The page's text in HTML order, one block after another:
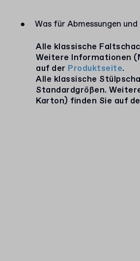
●
Was für Abmessungen
Alle klassische
Weitere Informationen
auf der Produktseite.
Alle klassische
Standardgrößen.
Karton) finden Sie auf